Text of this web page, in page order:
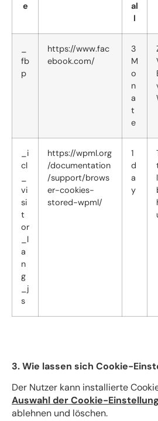
e
al
l
fb
p
https://www.fac
ebook.com/
3
M
o
n
a
t
e
_i
cl
vi
si
t
or
_l
a
n
g
_j
s
https://wpml.org
/documentation
/support/brows
er-cookies-
stored-wpml/
1
d
a
y
3. Wie lassen sich Cookie-
Der Nutzer kann installierte
Auswahl der Cookie-
ablehnen und löschen.